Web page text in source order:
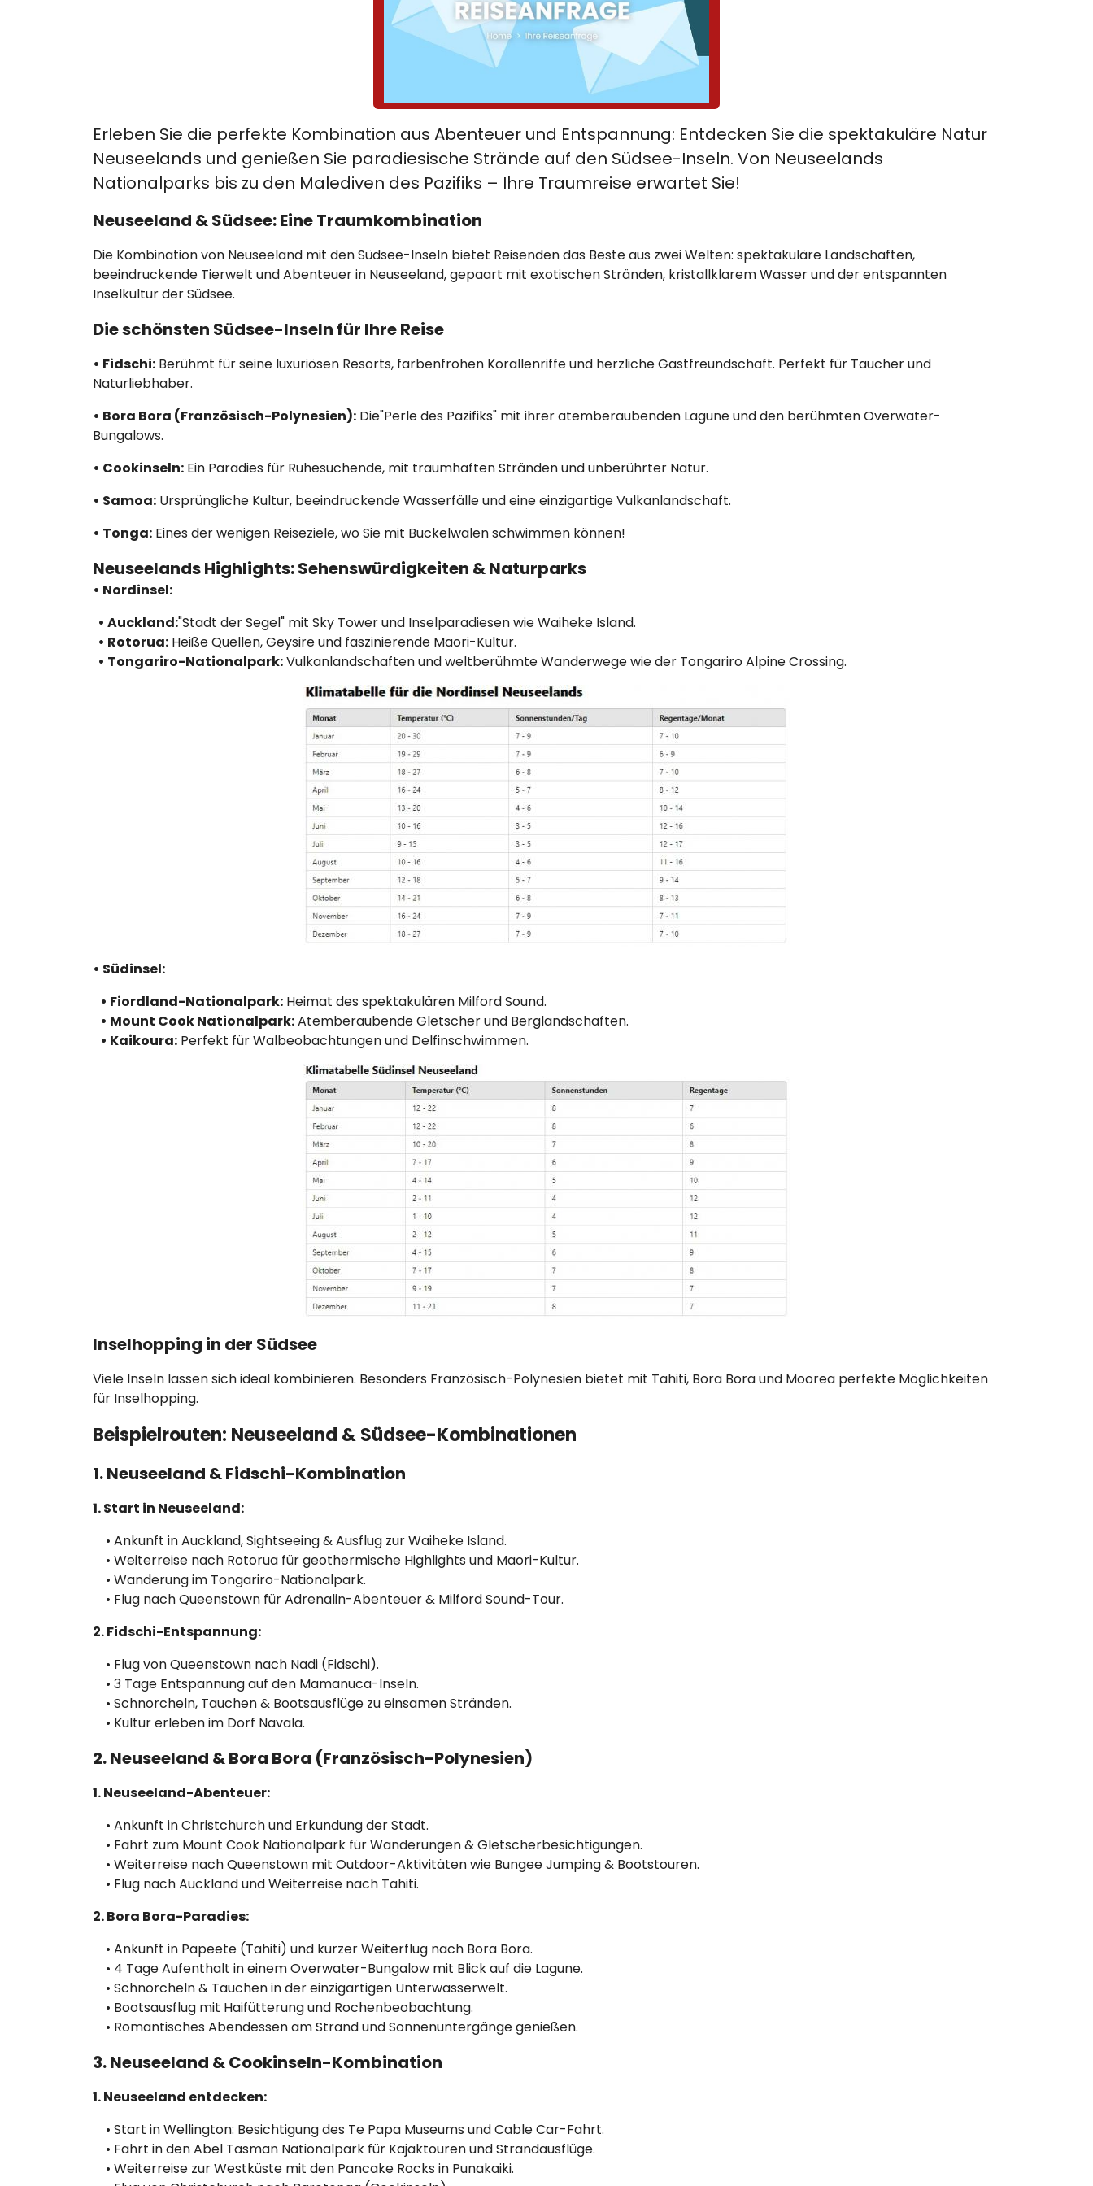
Erleben Sie die perfekte Kombination aus Abenteuer und Entspannung: Entdecken Sie die spektakuläre Natur
Neuseelands und genießen Sie paradiesische Strände auf den Südsee-Inseln. Von Neuseelands
Nationalparks bis zu den Malediven des Pazifiks – Ihre Traumreise erwartet Sie!
Neuseeland & Südsee: Eine Traumkombination
Die Kombination von Neuseeland mit den Südsee-Inseln bietet Reisenden das Beste aus zwei Welten: spektakuläre Landschaften,
beeindruckende Tierwelt und Abenteuer in Neuseeland, gepaart mit exotischen Stränden, kristallklarem Wasser und der entspannten
Inselkultur der Südsee.
Die schönsten Südsee-Inseln für Ihre Reise
• Fidschi: Berühmt für seine luxuriösen Resorts, farbenfrohen Korallenriffe und herzliche Gastfreundschaft. Perfekt für Taucher und
Naturliebhaber.
• Bora Bora (Französisch-Polynesien): Die"Perle des Pazifiks" mit ihrer atemberaubenden Lagune und den berühmten Overwater-
Bungalows.
• Cookinseln: Ein Paradies für Ruhesuchende, mit traumhaften Stränden und unberührter Natur.
• Samoa: Ursprüngliche Kultur, beeindruckende Wasserfälle und eine einzigartige Vulkanlandschaft.
• Tonga: Eines der wenigen Reiseziele, wo Sie mit Buckelwalen schwimmen können!
Neuseelands Highlights: Sehenswürdigkeiten & Naturparks
• Nordinsel:
• Auckland:"Stadt der Segel" mit Sky Tower und Inselparadiesen wie Waiheke Island.
• Rotorua: Heiße Quellen, Geysire und faszinierende Maori-Kultur.
• Tongariro-Nationalpark:Vulkanlandschaften und weltberühmte Wanderwege wie der Tongariro Alpine Crossing.
• Südinsel:
• Fiordland-Nationalpark: Heimat des spektakulären Milford Sound.
• Mount Cook Nationalpark:Atemberaubende Gletscher und Berglandschaften.
• Kaikoura: Perfekt für Walbeobachtungen und Delfinschwimmen.
Inselhopping in der Südsee
Viele Inseln lassen sich ideal kombinieren. Besonders Französisch-Polynesien bietet mit Tahiti, Bora Bora und Moorea perfekte Möglichkeiten
für Inselhopping.
Beispielrouten: Neuseeland & Südsee-Kombinationen
1. Neuseeland & Fidschi-Kombination
1. Start in Neuseeland:
• Ankunft in Auckland, Sightseeing & Ausflug zur Waiheke Island.
• Weiterreise nach Rotorua für geothermische Highlights und Maori-Kultur.
• Wanderung im Tongariro-Nationalpark.
• Flug nach Queenstown für Adrenalin-Abenteuer & Milford Sound-Tour.
2. Fidschi-Entspannung:
• Flug von Queenstown nach Nadi (Fidschi).
• 3 Tage Entspannung auf den Mamanuca-Inseln.
• Schnorcheln, Tauchen & Bootsausflüge zu einsamen Stränden.
• Kultur erleben im Dorf Navala.
2. Neuseeland & Bora Bora (Französisch-Polynesien)
1. Neuseeland-Abenteuer:
• Ankunft in Christchurch und Erkundung der Stadt.
• Fahrt zum Mount Cook Nationalpark für Wanderungen & Gletscherbesichtigungen.
• Weiterreise nach Queenstown mit Outdoor-Aktivitäten wie Bungee Jumping & Bootstouren.
• Flug nach Auckland und Weiterreise nach Tahiti.
2. Bora Bora-Paradies:
• Ankunft in Papeete (Tahiti) und kurzer Weiterflug nach Bora Bora.
• 4 Tage Aufenthalt in einem Overwater-Bungalow mit Blick auf die Lagune.
• Schnorcheln & Tauchen in der einzigartigen Unterwasserwelt.
• Bootsausflug mit Haifütterung und Rochenbeobachtung.
• Romantisches Abendessen am Strand und Sonnenuntergänge genießen.
3. Neuseeland & Cookinseln-Kombination
1. Neuseeland entdecken:
• Start in Wellington: Besichtigung des Te Papa Museums und Cable Car-Fahrt.
• Fahrt in den Abel Tasman Nationalpark für Kajaktouren und Strandausflüge.
• Weiterreise zur Westküste mit den Pancake Rocks in Punakaiki.